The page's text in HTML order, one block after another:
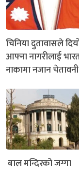
चिनिया दुतावासले
आफ्ना नागरीलाई
नाकामा नजान चेतावनी
बाल मन्दिरको जग्गा